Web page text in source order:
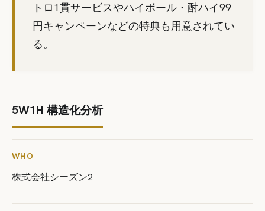
トロ1貫サービスやハイボール・酎ハイ99
円キャンペーンなどの特典も用意されてい
る。
5W1H 構造化分析
WHO
株式会社シーズン2